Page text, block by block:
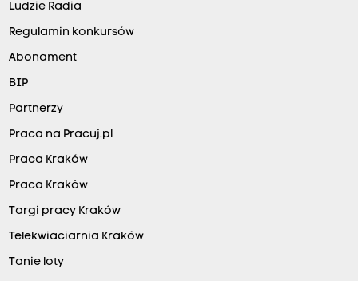
Ludzie Radia
Regulamin konkursów
Abonament
BIP
Partnerzy
Praca na Pracuj.pl
Praca Kraków
Praca Kraków
Targi pracy Kraków
Telekwiaciarnia Kraków
Tanie loty